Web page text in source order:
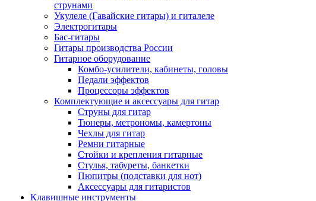
струнами
Укулеле (Гавайские гитары) и гиталеле
Электрогитары
Бас-гитары
Гитары производства России
Гитарное оборудование
Комбо-усилители, кабинеты, головы
Педали эффектов
Процессоры эффектов
Комплектующие и аксессуары для гитар
Струны для гитар
Тюнеры, метрономы, камертоны
Чехлы для гитар
Ремни гитарные
Стойки и крепления гитарные
Стулья, табуреты, банкетки
Пюпитры (подставки для нот)
Аксессуары для гитаристов
Клавишные инструменты